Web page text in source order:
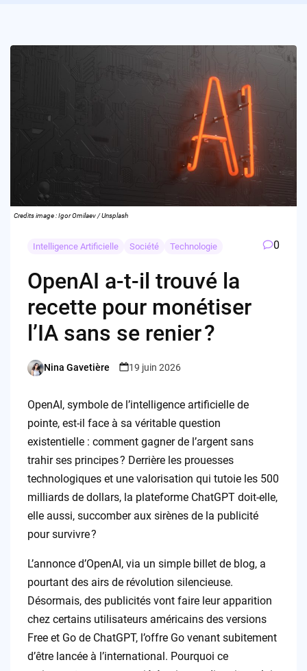
Credits image : Igor Omilaev / Unsplash
Intelligence Artificielle Société Technologie 0
OpenAI a-t-il trouvé la
recette pour monétiser
l’IA sans se renier ?
Posted
Nina Gavetière 19 juin 2026
OpenAI, symbole de l’intelligence artificielle de
pointe, est-il face à sa véritable question
existentielle : comment gagner de l’argent sans
trahir ses principes ? Derrière les prouesses
technologiques et une valorisation qui tutoie les 500
milliards de dollars, la plateforme ChatGPT doit-elle,
elle aussi, succomber aux sirènes de la publicité
pour survivre ?
L’annonce d’OpenAI, via un simple billet de blog, a
pourtant des airs de révolution silencieuse.
Désormais, des publicités vont faire leur apparition
chez certains utilisateurs américains des versions
Free et Go de ChatGPT, l’offre Go venant subitement
d’être lancée à l’international. Pourquoi ce